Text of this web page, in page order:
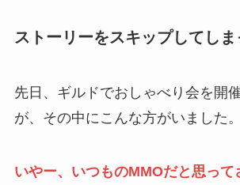
ストーリーをスキップしてし
先日、ギルドでおしゃべり会を開
が、その中にこんな方がいました。
いやー、いつものMMOだと思って